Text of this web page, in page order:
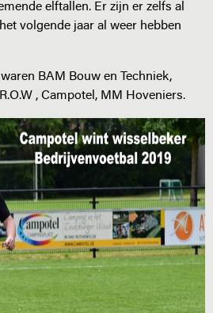
elftallen. Er zijn er zelfs al
volgende jaar al weer hebben
BAM Bouw en Techniek,
, Campotel, MM Hoveniers.